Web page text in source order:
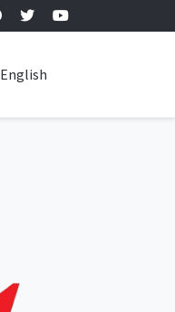
English